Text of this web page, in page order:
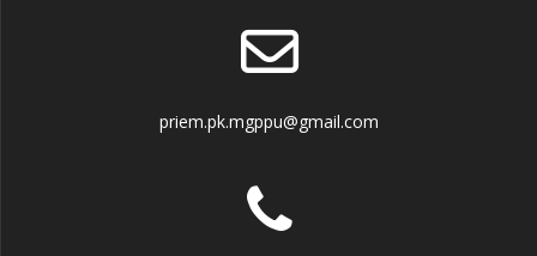
priem.pk.mgppu@gmail.com